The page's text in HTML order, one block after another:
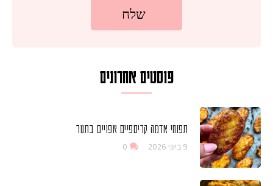
פוסטים אחרונים
תפוחי אדמה קריספיים אפויים בתנור
9 ביוני 2026 0